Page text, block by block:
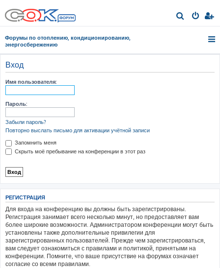
о
Форумы по отоплению, кондиционированию,
энергосбережению
Вход
Имя пользователя:
Пароль:
Забыли пароль?
Повторно выслать письмо для активации учётной записи
Запомнить меня
Скрыть моё пребывание на конференции в этот раз
РЕГИСТРАЦИЯ
Для входа на конференцию вы должны быть зарегистрированы.
Регистрация занимает всего несколько минут, но предоставляет вам
более широкие возможности. Администратором конференции могут быть
установлены также дополнительные привилегии для
зарегистрированных пользователей. Прежде чем зарегистрироваться,
вам следует ознакомиться с правилами и политикой, принятыми на
конференции. Помните, что ваше присутствие на форумах означает
согласие со всеми правилами.